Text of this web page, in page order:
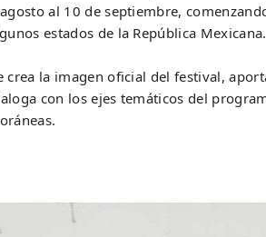
al 10 de septiembre,
estados de la República Mexicana.
crea la imagen oficial del festival,
con los ejes temáticos del